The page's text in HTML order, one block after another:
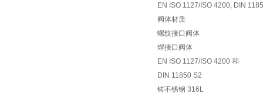
EN ISO 1127/ISO 4200, DIN
阀体材质
螺纹接口阀体
焊接口阀体
EN ISO 1127/ISO 4200 和
DIN 11850 S2
铸不锈钢 316L